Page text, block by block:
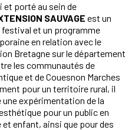
et porté au sein de
SAUVAGE est un
et un programme
en relation avec le
Bretagne sur le département
les communautés de
et de Couesnon Marches
pour un territoire rural, il
une expérimentation de la
pour un public en
enfant, ainsi que pour des